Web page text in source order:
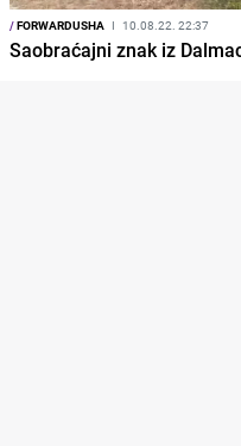
/FORWARDUSHA I 10.08.22. 22:37
Saobraćajni znak iz